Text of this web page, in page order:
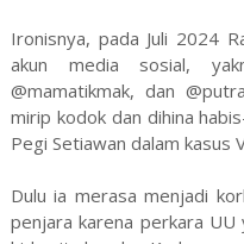
Ironisnya, pada Juli 2024
akun media sosial,
@mamatikmak, dan
mirip kodok dan dihina
Pegi Setiawan dalam kasus
Dulu ia merasa menjadi
penjara karena perkara